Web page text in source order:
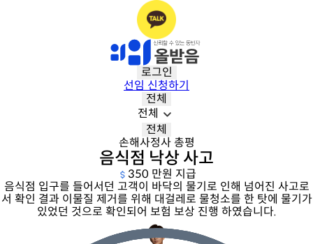
로그인
선임 신청하기
전체
전체
전체
손해사정사 총평
음식점 낙상 사고
350 만원 지급
음식점 입구를 들어서던 고객이 바닥의 물기로 인해 넘어진 사고로
서 확인 결과 이물질 제거를 위해 대걸레로 물청소를 한 탓에 물기가
있었던 것으로 확인되어 보험 보상 진행 하였습니다.